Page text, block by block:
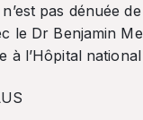
pas dénuée
le Dr Benjamin
à l’Hôpital national